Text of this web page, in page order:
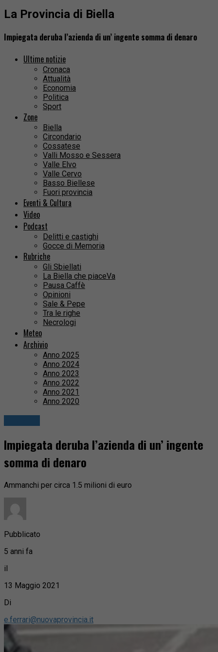
La Provincia di Biella
Impiegata deruba l’azienda di un’ ingente somma di denaro
Ultime notizie
Cronaca
Attualità
Economia
Politica
Sport
Zone
Biella
Circondario
Cossatese
Valli Mosso e Sessera
Valle Elvo
Valle Cervo
Basso Biellese
Fuori provincia
Eventi & Cultura
Video
Podcast
Delitti e castighi
Gocce di Memoria
Rubriche
Gli Sbiellati
La Biella che piaceVa
Pausa Caffè
Opinioni
Sale & Pepe
Tra le righe
Necrologi
Meteo
Archivio
Anno 2025
Anno 2024
Anno 2023
Anno 2022
Anno 2021
Anno 2020
Impiegata deruba l’azienda di un’ ingente
somma di denaro
Ammanchi per circa 1.5 milioni di euro
Pubblicato
5 anni fa
il
13 Maggio 2021
Di
e.ferrari@nuovaprovincia.it